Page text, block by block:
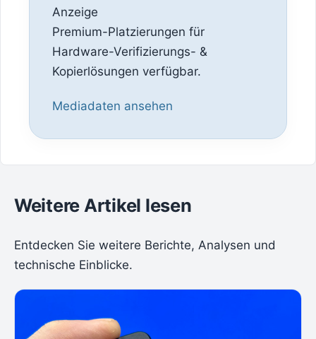
Anzeige
Premium-Platzierungen für
Hardware-Verifizierungs- &
Kopierlösungen verfügbar.
Mediadaten ansehen
Weitere Artikel lesen
Entdecken Sie weitere Berichte, Analysen und
technische Einblicke.